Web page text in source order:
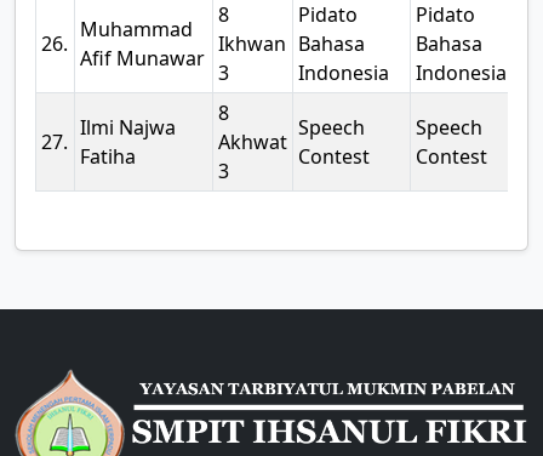
26.
Muhammad
Afif Munawar
8
Ikhwan
3
Pidato
Bahasa
Indonesia
Pidato
Bahasa
Indonesia
27.
Ilmi Najwa
Fatiha
8
Akhwat
3
Speech
Contest
Speech
Contest